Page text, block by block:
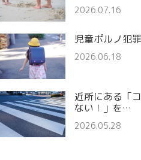
2026.07.16
児童ポルノ犯
2026.06.18
近所にある「
ない！」を…
2026.05.28